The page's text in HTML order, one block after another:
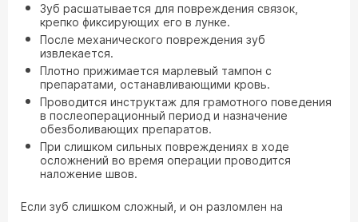
Зуб расшатывается для повреждения связок,
крепко фиксирующих его в лунке.
После механического повреждения зуб
извлекается.
Плотно прижимается марлевый тампон с
препаратами, останавливающими кровь.
Проводится инструктаж для грамотного поведения
в послеоперационный период и назначение
обезболивающих препаратов.
При слишком сильных повреждениях в ходе
осложнений во время операции проводится
наложение швов.
Если зуб слишком сложный, и он разломлен на